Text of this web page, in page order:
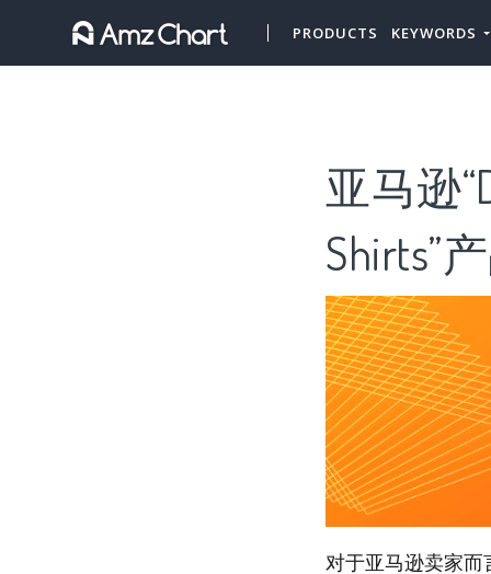
PRODUCTS KEYWORDS
亚马逊
Shirts”
对于亚马逊卖家